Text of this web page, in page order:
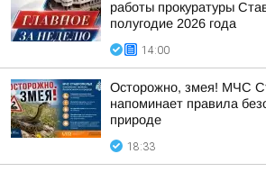
работы прокуратуры
полугодие 2026 года
14:00
Осторожно, змея! МЧС
напоминает правила
природе
18:33